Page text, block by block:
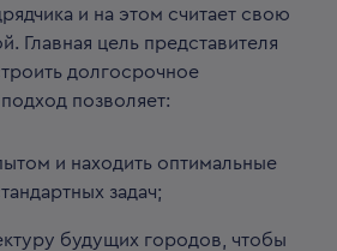
и на этом считает свою
Главная цель представителя
долгосрочное
позволяет:
и находить оптимальные
задач;
будущих городов, чтобы